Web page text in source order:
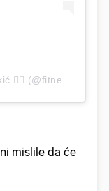
mislile da će